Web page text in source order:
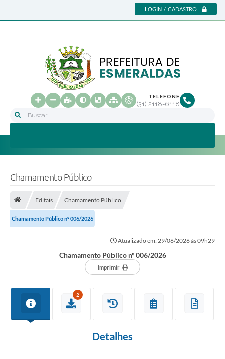
LOGIN / CADASTRO
Buscar...
TELEFONE
(31) 2118-6118
Chamamento Público
Editais Chamamento Público
Chamamento Público nº 006/2026
Atualizado em: 29/06/2026 às 09h29
Chamamento Público nº 006/2026
Imprimir
2
Detalhes